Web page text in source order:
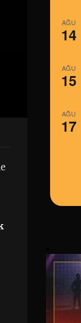
AĞU
14
AĞU
15
AĞU
17